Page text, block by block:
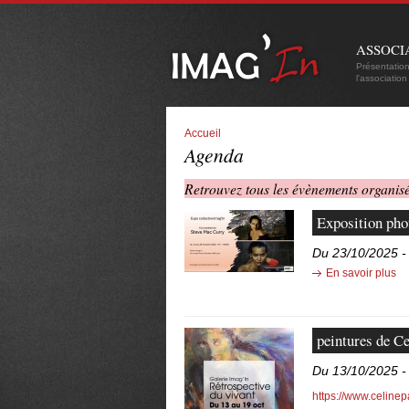
l'association
Accueil
Agenda
Retrouvez tous les évènements
Exposition
Du 23/10/2025
En savoir plus
peintures de
Du 13/10/2025
https://